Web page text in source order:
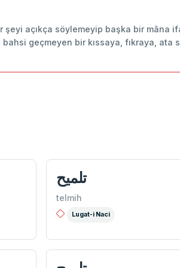
açıkça söylemeyip başka bir mâna
geçmeyen bir kıssaya, fıkraya,
تلميح
telmih
Lugat-i Naci